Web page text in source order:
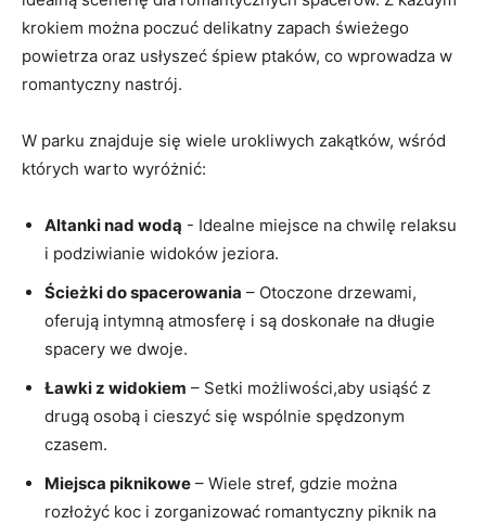
krokiem można poczuć delikatny ⁣zapach świeżego
powietrza oraz usłyszeć śpiew ptaków, co wprowadza w
romantyczny nastrój.
W parku znajduje się wiele urokliwych zakątków, wśród
których warto wyróżnić:
Altanki nad wodą -​ Idealne miejsce na chwilę relaksu
i podziwianie widoków jeziora.
Ścieżki do spacerowania – Otoczone drzewami,
oferują intymną atmosferę i są ⁣doskonałe na ⁤długie
spacery we dwoje.
Ławki z widokiem – Setki możliwości,aby usiąść⁤ z
drugą osobą i cieszyć się wspólnie spędzonym
czasem.
Miejsca piknikowe – Wiele stref, gdzie można
rozłożyć koc i ⁤zorganizować romantyczny piknik na